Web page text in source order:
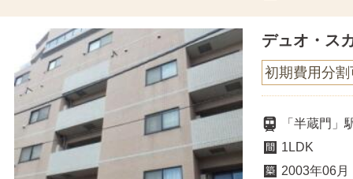
デュオ・ス
初期費用分割
「半蔵門
1LDK
2003年06月